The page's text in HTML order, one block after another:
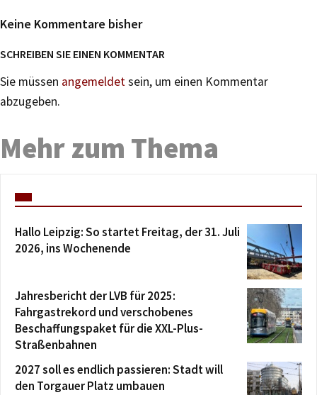
Keine Kommentare bisher
SCHREIBEN SIE EINEN KOMMENTAR
Sie müssen angemeldetsein, um einen Kommentar
abzugeben.
Mehr zum Thema
Hallo Leipzig: So startet Freitag, der 31. Juli
2026, ins Wochenende
Jahresbericht der LVB für 2025:
Fahrgastrekord und verschobenes
Beschaffungspaket für die XXL-Plus-
Straßenbahnen
2027 soll es endlich passieren: Stadt will
den Torgauer Platz umbauen